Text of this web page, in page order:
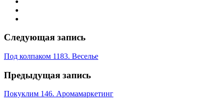
Следующая запись
Под колпаком 1183. Веселье
Предыдущая запись
Покуклим 146. Аромамаркетинг